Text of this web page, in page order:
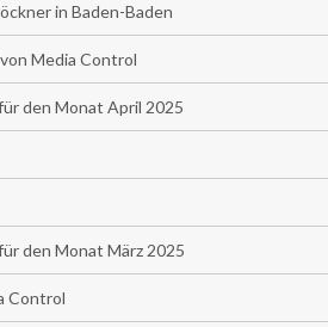
in Baden-Baden
Media Control
den Monat April 2025
den Monat März 2025
Control